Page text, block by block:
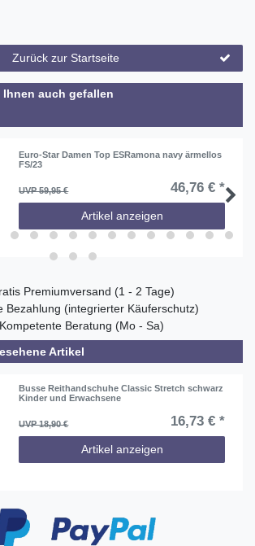
Zurück zur Startseite
Ihnen auch gefallen
Euro-Star Damen Top ESRamona navy ärmellos
FS/23
UVP 59,95 € 46,76 € *
Artikel anzeigen
Premiumversand (1 - 2 Tage)
Bezahlung (integrierter Käuferschutz)
Kompetente Beratung (Mo - Sa)
Artikel
Busse Reithandschuhe Classic Stretch schwarz
Kinder und Erwachsene
UVP 18,90 € 16,73 € *
Artikel anzeigen